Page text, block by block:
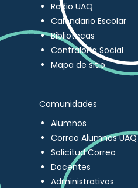
Radio UAQ
Calendario Escolar
Bibliotecas
Contraloría Social
Mapa de sitio
Comunidades
Alumnos
Correo Alumnos UAQ
Solicitud Correo
Docentes
Administrativos